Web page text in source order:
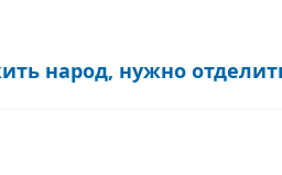
народ, нужно